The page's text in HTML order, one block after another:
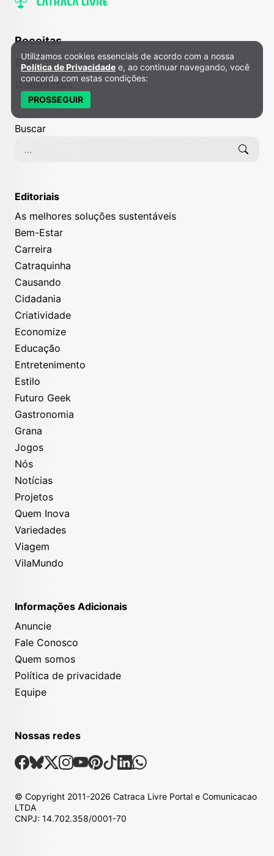
Receitas
Gira
Colunistas
Buscar
Editoriais
As melhores soluções sustentáveis
Bem-Estar
Carreira
Catraquinha
Causando
Cidadania
Criatividade
Economize
Educação
Entretenimento
Estilo
Futuro Geek
Gastronomia
Grana
Jogos
Nós
Notícias
Projetos
Quem Inova
Variedades
Viagem
VilaMundo
Informações Adicionais
Anuncie
Fale Conosco
Quem somos
Política de privacidade
Equipe
Nossas redes
Nossas Redes Sociais
Facebook
Bsky
X Instagram
Youtube
Pinterest
TiktokLinkedin
Whatsapp
© Copyright 2011-2026 Catraca Livre Portal e Comunicacao
LTDA
CNPJ: 14.702.358/0001-70
Política de Privacidade e Cookies
Utilizamos cookies essenciais de acordo com a nossa
Política de Privacidade e, ao continuar navegando, você
concorda com estas condições:
PROSSEGUIR